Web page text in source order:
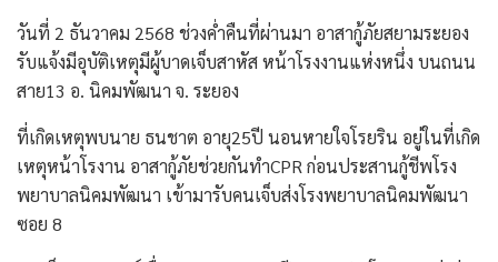
วันที่ 2 ธันวาคม 2568 ช่วงค่ำคืนที่ผ่านมา อาสากู้ภัยสยามระยอง
รับแจ้งมีอุบัติเหตุมีผู้บาดเจ็บสาหัส หน้าโรงงานแห่งหนึ่ง บนถนน
สาย13 อ. นิคมพัฒนา จ. ระยอง
ที่เกิดเหตุพบนาย ธนชาต อายุ25ปี นอนหายใจโรยริน อยู่ในที่เกิด
เหตุหน้าโรงาน อาสากู้ภัยช่วยกันทำCPR ก่อนประสานกู้ชีพโรง
พยาบาลนิคมพัฒนา เข้ามารับคนเจ็บส่งโรงพยาบาลนิคมพัฒนา
ซอย 8